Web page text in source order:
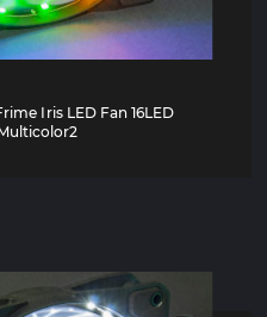
Iris LED Fan 16LED